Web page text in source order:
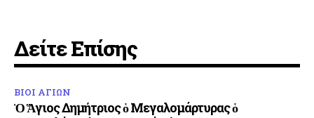
Δείτε Επίσης
ΒΙΟΙ ΑΓΙΩΝ
Ὁ Ἅγιος Δημήτριος ὁ Μεγαλομάρτυρας ὁ